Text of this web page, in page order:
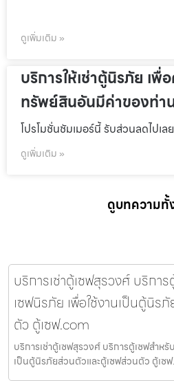
ดูเพิ่มเติม »
บริการให้เช่าตู้นิรภัย เ
ทรัพย์สินอันมีค่าของท่า
โปรโมชั่นชัมเมอร์นี้ รับส่วนลดไปเล
ดูเพิ่มเติม »
ดูบทความทั้
บริการเช่าตู้เซฟสุรวงศ์ บริกา
เซฟนิรภัย เพื่อใช้งานเป็นตู้นิร
ตัว ตู้เซฟ.com
บริการเช่าตู้เซฟสุรวงศ์ บริการตู้เซฟสำหรั
เป็นตู้นิรภัยส่วนตัวและตู้เซฟส่วนตัว ตู้เซ